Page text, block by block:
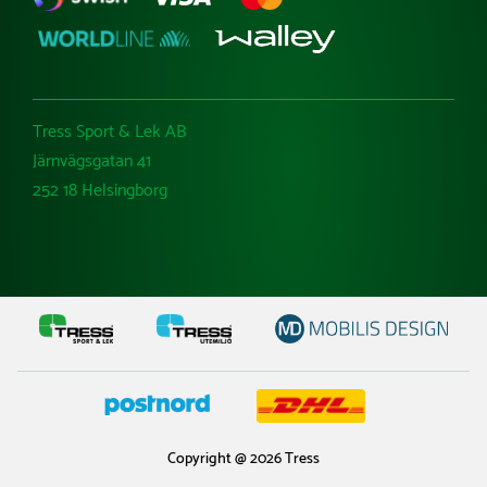
Tress Sport & Lek AB
Järnvägsgatan 41
252 18 Helsingborg
Copyright @ 2026 Tress